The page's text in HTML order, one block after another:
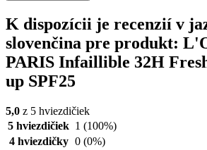
K dispozícii je recenzií v
slovenčina pre produkt:
PARIS Infaillible 32H
up SPF25
5,0 z 5 hviezdičiek
5 hviezdičiek 1 (100%)
4 hviezdičky 0 (0%)